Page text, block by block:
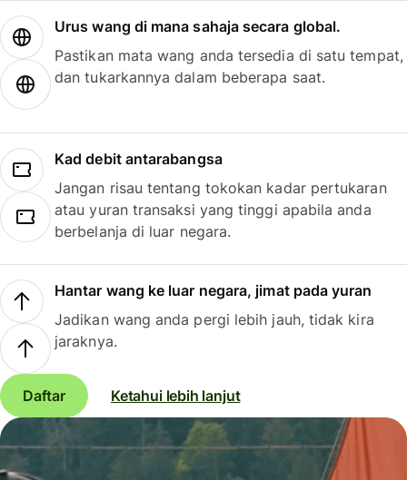
Urus wang di mana sahaja secara global.
Pastikan mata wang anda tersedia di satu tempat,
dan tukarkannya dalam beberapa saat.
Kad debit antarabangsa
Jangan risau tentang tokokan kadar pertukaran
atau yuran transaksi yang tinggi apabila anda
berbelanja di luar negara.
Hantar wang ke luar negara, jimat pada yuran
Jadikan wang anda pergi lebih jauh, tidak kira
jaraknya.
Daftar Ketahui lebih lanjut